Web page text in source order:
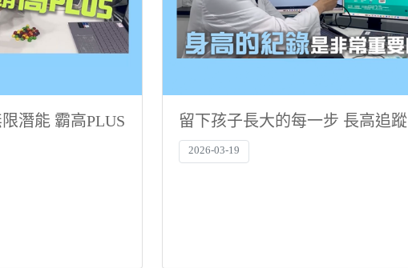
潛能 霸高PLUS 留下孩子長大的每一步 長高追蹤
2026-03-19